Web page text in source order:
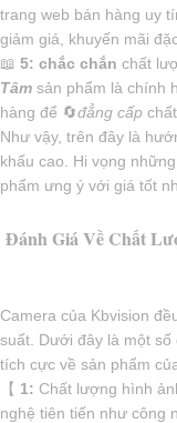
trang web bán hàng uy
giảm giá, khuyến mãi
📖 5: chắc chắn chất
Tâm sản phẩm là chính
hàng để 🔄đẳng cấp
Như vậy, trên đây là
khấu cao. Hi vọng
phẩm ưng ý với giá tốt
Đánh Giá Về Chất
Camera của Kbvision
suất. Dưới đây là một
tích cực về sản phẩm
【 1: Chất lượng hình
nghệ tiên tiến như công